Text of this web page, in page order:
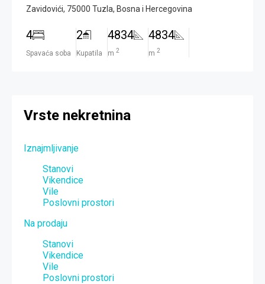
Zavidovići, 75000 Tuzla, Bosna i Hercegovina
4
Spavaća soba
2
Kupatila
4834
m 2
4834
m 2
Vrste nekretnina
Iznajmljivanje
Stanovi
Vikendice
Vile
Poslovni prostori
Na prodaju
Stanovi
Vikendice
Vile
Poslovni prostori